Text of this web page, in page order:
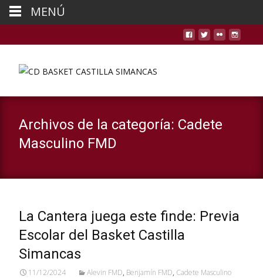
Archivos de la categoría: Cadete
Masculino FMD
La Cantera juega este finde: Previa
Escolar del Basket Castilla
Simancas
11/12/2024 Alevin FMD, Benjamín FMD, Cadete Masculino
MENÚ